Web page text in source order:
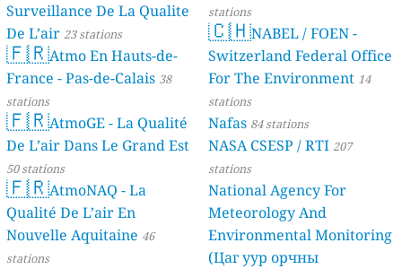
Surveillance De La Qualite
De L’air 23 stations
🇫🇷Atmo En Hauts-de-
France - Pas-de-Calais 38
stations
🇫🇷AtmoGE - La Qualité
De L’air Dans Le Grand Est
50 stations
🇫🇷AtmoNAQ - La
Qualité De L’air En
Nouvelle Aquitaine 46
stations
stations
🇨🇭NABEL / FOEN -
Switzerland Federal Office
For The Environment 14
stations
Nafas 84 stations
NASA CSESP / RTI 207
stations
National Agency For
Meteorology And
Environmental Monitoring
(Цаг уур орчны